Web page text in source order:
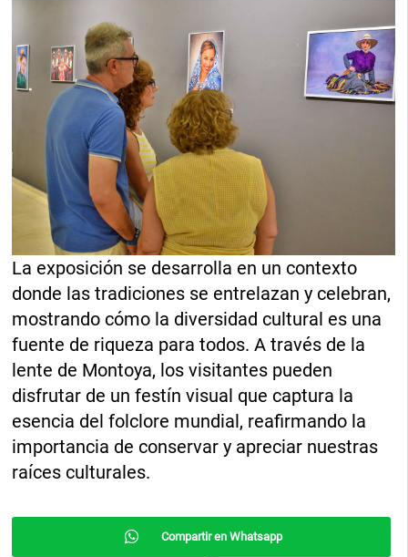
La exposición se desarrolla en un contexto
donde las tradiciones se entrelazan y celebran,
mostrando cómo la diversidad cultural es una
fuente de riqueza para todos. A través de la
lente de Montoya, los visitantes pueden
disfrutar de un festín visual que captura la
esencia del folclore mundial, reafirmando la
importancia de conservar y apreciar nuestras
raíces culturales.
Compartir en Whatsapp